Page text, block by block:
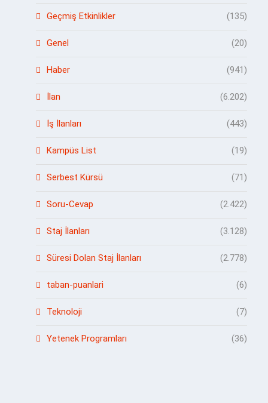
Geçmiş Etkinlikler (135)
Genel (20)
Haber (941)
İlan (6.202)
İş İlanları (443)
Kampüs List (19)
Serbest Kürsü (71)
Soru-Cevap (2.422)
Staj İlanları (3.128)
Süresi Dolan Staj İlanları (2.778)
taban-puanlari (6)
Teknoloji (7)
Yetenek Programları (36)